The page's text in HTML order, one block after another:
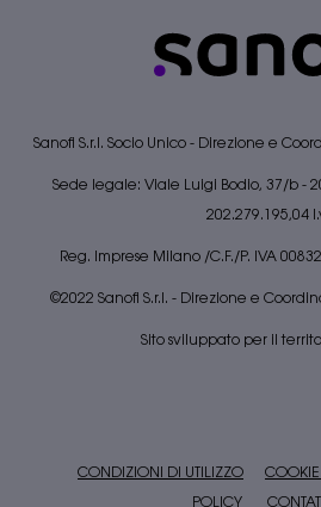
Sanofi S.r.l. Socio Unico - Direzione e
Sede legale: Viale Luigi Bodio, 37/b -
202.279.195,04
Reg. Imprese Milano /C.F./P. IVA
©2022 Sanofi S.r.l. - Direzione e
Sito sviluppato per il
CONDIZIONI DI UTILIZZO
POLICY ​​​​​​​